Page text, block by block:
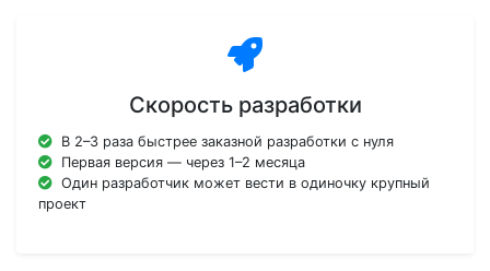
Скорость разработки
В 2–3 раза быстрее заказной разработки с нуля
Первая версия — через 1–2 месяца
Один разработчик может вести в одиночку крупный
проект